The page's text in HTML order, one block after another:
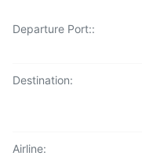
Departure Port::
Destination:
Airline: